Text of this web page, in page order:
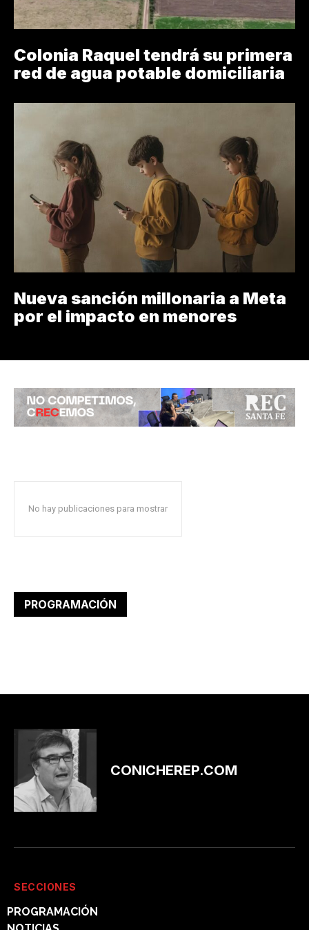
Colonia Raquel tendrá su primera
red de agua potable domiciliaria
Nueva sanción millonaria a Meta
por el impacto en menores
No hay publicaciones para mostrar
PROGRAMACIÓN
CONICHEREP.COM
SECCIONES
PROGRAMACIÓN